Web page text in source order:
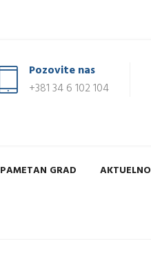
Pozovite nas
+381 34 6 102 104
PAMETAN GRAD AKTUELNO